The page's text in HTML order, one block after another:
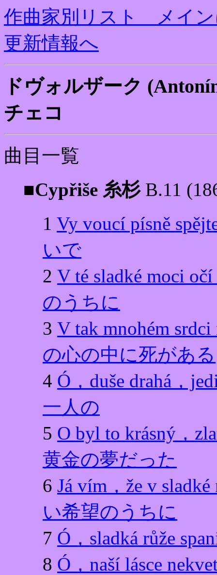
作曲家別リスト メイン
更新情報へ
ドヴォルザーク
チェコ
曲目一覧
■Cypřiše 糸杉B.11
1 Vy voucí písně
いで
2 V té sladké moci
のうちに
3 V tak mnohém
の心の中に死がある
4 Ó，duše drahá，
一人の
5 O byl to krásný，
黄金の夢だった
6 Já vím，že v
い希望のうちに
7 Ó，sladká růže
8 Ó，naší lásce